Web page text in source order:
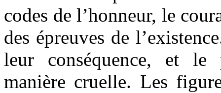
codes de l’honneur, le
des épreuves de
leur conséquence, et le
manière cruelle. Les